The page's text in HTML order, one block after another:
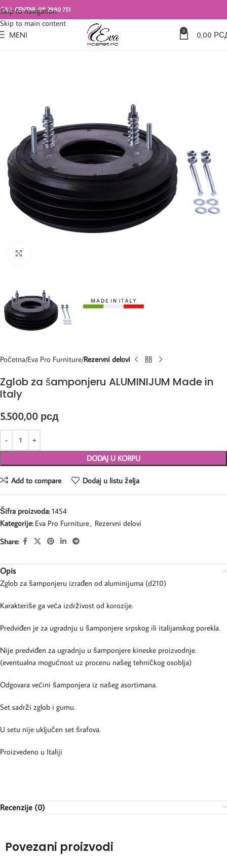
Skip to navigation
Skip to main content
CALL CENTAR: 011 2980 751
MENI 0 0,00
Početna Eva Pro Furniture Rezervni delovi
Zglob za šamponjeru ALUMINIJUM Made in
Italy
5.500,00 рсд
DODAJ U KORPU
Add to compare Dodaj u listu želja
Šifra proizvoda:1454
Kategorije: Eva Pro Furniture, Rezervni delovi
Share:
Opis
Zglob za šamponjeru izrađen od aluminijuma (d210)
Karakteriše ga veća izdrživost od korozije.
Predviđen je za ugradnju u šamponjere srpskog ili italijanskog porekla.
Nije predviđen za ugradnju u šamponjere kineske proizvodnje.
(eventualna mogućnost uz procenu našeg tehničkog osoblja)
Odgovara većini šamponjera iz našeg asortimana.
Set sadrži zglob i gumu.
U setu nije uključen set šrafova.
Proizvedeno u Italiji
Recenzije (0)
Povezani proizvodi